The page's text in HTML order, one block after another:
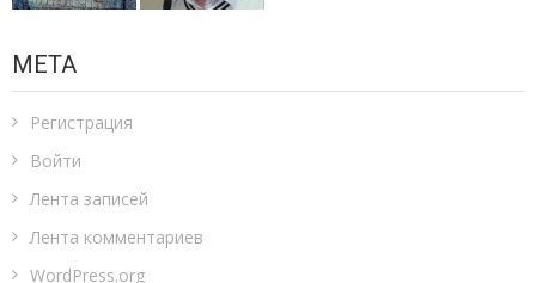
МЕТА
Регистрация
Войти
Лента записей
Лента комментариев
WordPress.org